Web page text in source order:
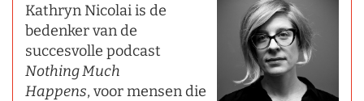
Kathryn Nicolai is de
bedenker van de
succesvolle podcast
Nothing Much
Happens, voor mensen die